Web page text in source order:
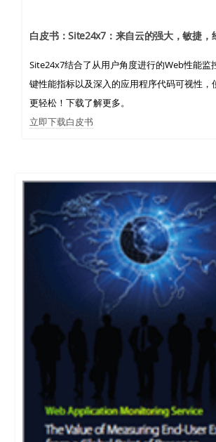
白皮书：Site24x7：来自云的强大，敏捷，
Site24x7结合了从用户角度进行的Web性能监
键性能指标以及深入的应用程序代码可视性，
更轻松！下载了解更多。
立即下载白皮书